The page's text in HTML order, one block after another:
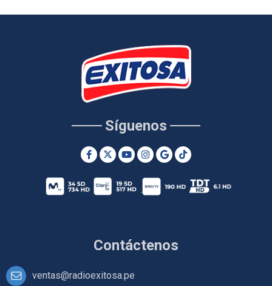
Contáctenos
ventas@radioexitosa.pe
Síguenos